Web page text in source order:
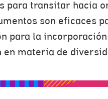
para transitar hacia
son eficaces
para la
en materia de